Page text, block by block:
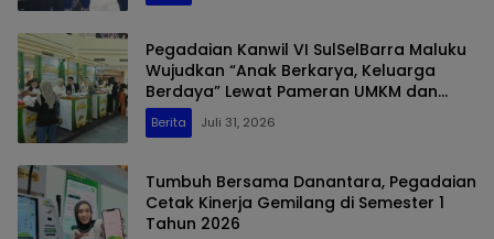
Pegadaian Kanwil VI SulSelBarra Maluku
Wujudkan “Anak Berkarya, Keluarga
Berdaya” Lewat Pameran UMKM dan
Bazar Emas
Berita Juli 31, 2026
Tumbuh Bersama Danantara, Pegadaian
Cetak Kinerja Gemilang di Semester 1
Tahun 2026